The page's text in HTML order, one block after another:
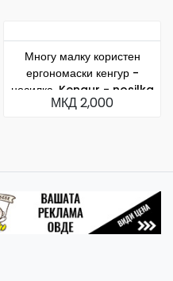
Многу малку користен
ергономаски кенгур -
носилка. Kengur - nosilka
МКД 2,000